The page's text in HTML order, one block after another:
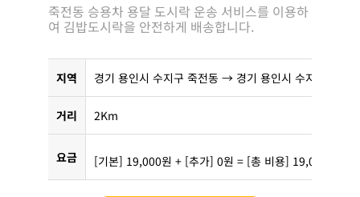
죽전동 승용차 용달 도시락 운송 서비스를 이용하
여 김밥도시락을 안전하게 배송합니다.
지역 경기 용인시 수지구 죽전동 → 경기 용인시 수지구 죽전동
거리 2Km
요금 [기본] 19,000원 + [추가] 0원 = [총 비용] 19,000원